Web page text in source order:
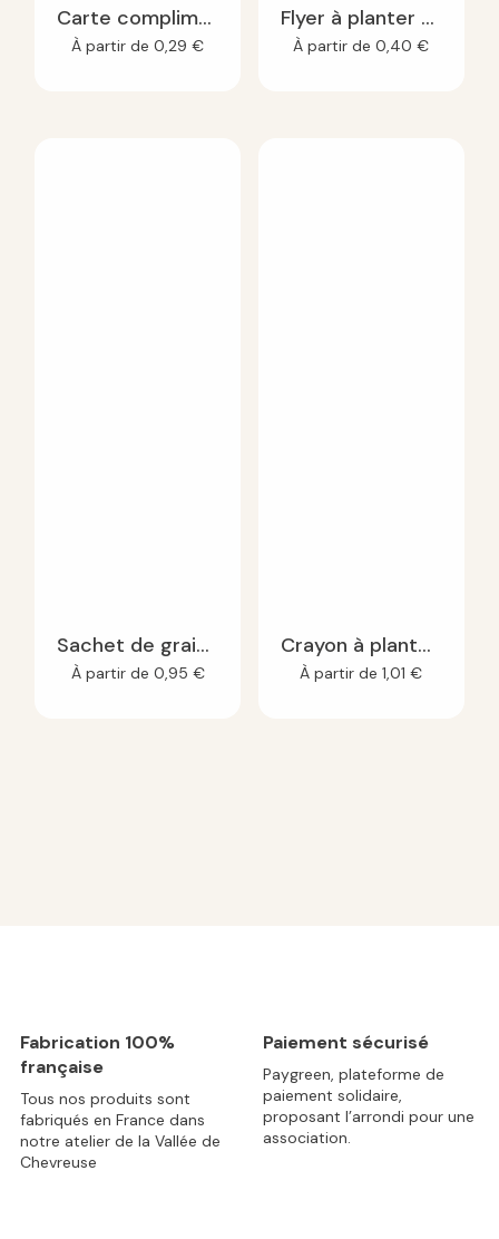
Carte compliment à planter
À partir de0,29€
Flyer à planter A5
À partir de0,40€
Sachet de graines à personnaliser kraft
À partir de 0,95 €
Crayon à planter Un grand merci !
À partir de1,01€
Fabrication 100%
française
Tous nos produits sont
fabriqués en France dans
notre atelier de la Vallée de
Chevreuse
Paiement sécurisé
Paygreen, plateforme de
paiement solidaire,
proposant l’arrondi pour une
association.